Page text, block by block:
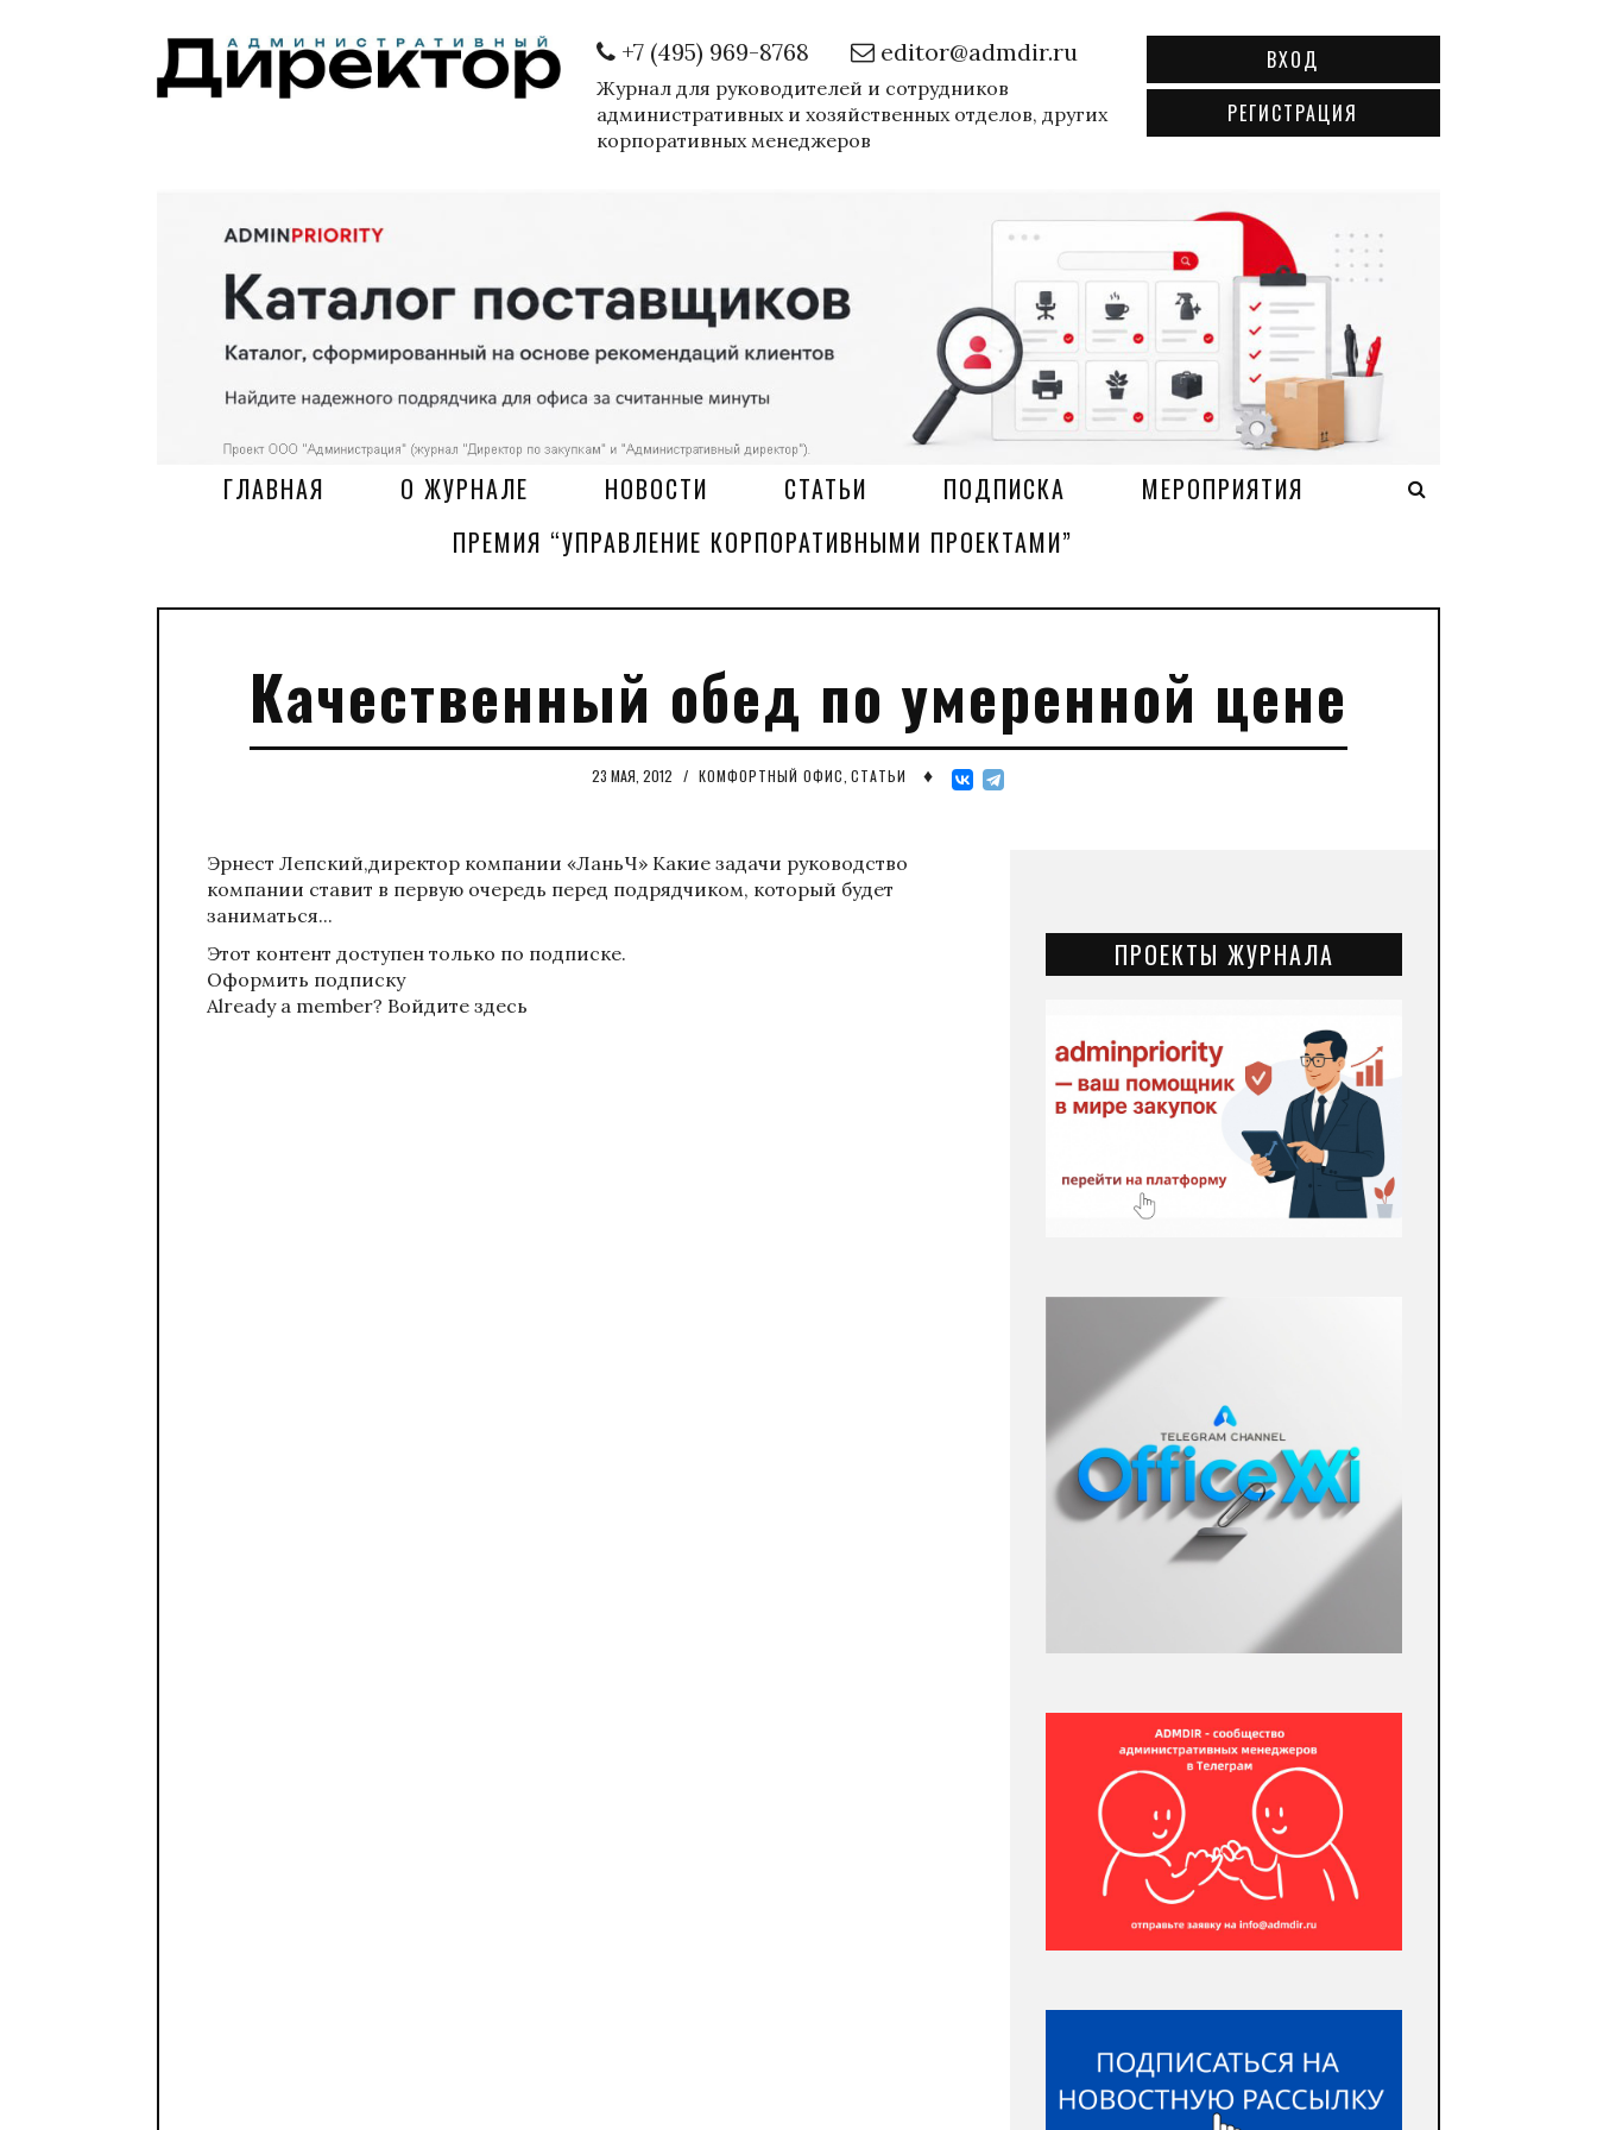
+7 (495) 969-8768 editor@admdir.ru
Журнал для руководителей и сотрудников
административных и хозяйственных отделов, других
корпоративных менеджеров
ВХОД
РЕГИСТРАЦИЯ
ГЛАВНАЯ О ЖУРНАЛЕ НОВОСТИ СТАТЬИ ПОДПИСКА
МЕРОПРИЯТИЯ
ПРЕМИЯ “УПРАВЛЕНИЕ КОРПОРАТИВНЫМИ ПРОЕКТАМИ”
Качественный обед по умеренной цене
23 МАЯ, 2012 / КОМФОРТНЫЙ ОФИС СТАТЬИ ♦
Эрнест Лепский,директор компании «ЛаньЧ» Какие задачи руководство
компании ставит в первую очередь перед подрядчиком, который будет
заниматься...
Этот контент доступен только по подписке.
Оформить подписку
Already a member? Войдите здесь
ПРОЕКТЫ ЖУРНАЛА